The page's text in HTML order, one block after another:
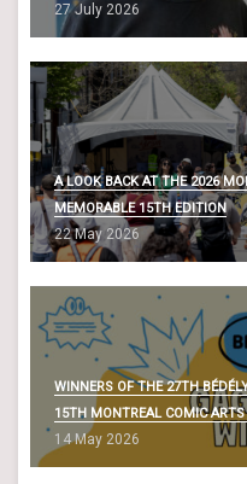
27 July 2026
A LOOK BACK AT THE 2026
MEMORABLE 15TH EDITION
22 May 2026
WINNERS OF THE 27TH
15TH MONTREAL COMIC
14 May 2026